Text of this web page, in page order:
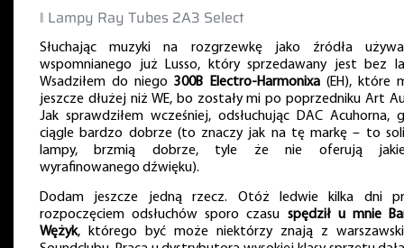
‖ Lampy Ray Tubes 2A3 Select
Słuchając muzyki na rozgrzewkę jako źródła
wspomnianego już Lusso, który sprzedawany jest bez
Wsadziłem do niego300B Electro-Harmonixa(EH), które
jeszcze dłużej niż WE, bo zostały mi po poprzedniku Art
Jak sprawdziłem wcześniej, odsłuchując DAC Acuhorna,
ciągle bardzo dobrze (to znaczy jak na tę markę – to
lampy, brzmią dobrze, tyle że nie oferują
wyrafinowanego dźwięku).
Dodam jeszcze jedną rzecz. Otóż ledwie kilka dni
rozpoczęciem odsłuchów sporo czasu spędził u mnie
Wężyk, którego być może niektórzy znają z